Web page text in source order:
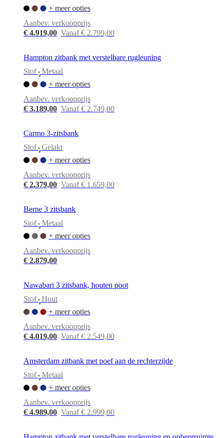
+ meer opties
Aanbev. verkoopprijs
€ 4.919,00 Vanaf € 2.799,00
Hampton zitbank met verstelbare rugleuning
Stof
•
Metaal
+ meer opties
Aanbev. verkoopprijs
€ 3.189,00 Vanaf € 2.749,00
Carmo 3-zitsbank
Stof
•
Gelakt
+ meer opties
Aanbev. verkoopprijs
€ 2.379,00 Vanaf € 1.659,00
Berne 3 zitsbank
Stof
•
Metaal
+ meer opties
Aanbev. verkoopprijs
€ 2.879,00
Nawabari 3 zitsbank, houten poot
Stof
•
Hout
+ meer opties
Aanbev. verkoopprijs
€ 4.019,00 Vanaf € 2.549,00
Amsterdam zitbank met poef aan de rechterzijde
Stof
•
Metaal
+ meer opties
Aanbev. verkoopprijs
€ 4.989,00 Vanaf € 2.999,00